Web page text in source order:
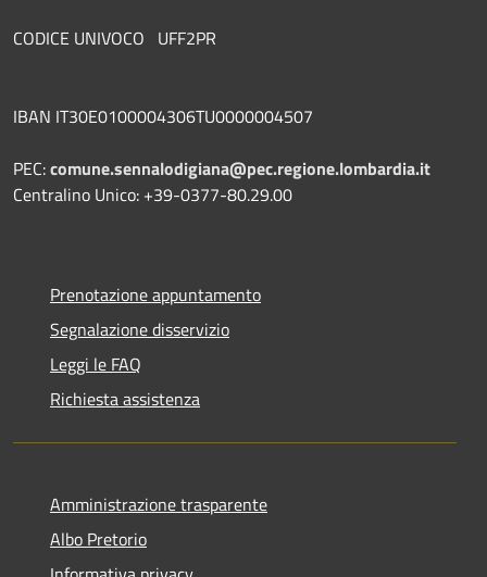
CODICE UNIVOCO UFF2PR
IBAN IT30E0100004306TU0000004507
PEC:comune.sennalodigiana@pec.regione.lombardia.it
Centralino Unico: +39-0377-80.29.00
Prenotazione appuntamento
Segnalazione disservizio
Leggi le FAQ
Richiesta assistenza
Amministrazione trasparente
Albo Pretorio